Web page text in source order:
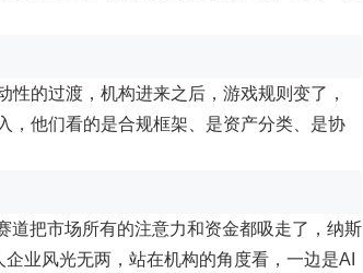
的过渡，机构进来之后，游戏规则变了，
，他们看的是合规框架、是资产分类、是协
道把市场所有的注意力和资金都吸走了，纳斯
业风光无两，站在机构的角度看，一边是AI